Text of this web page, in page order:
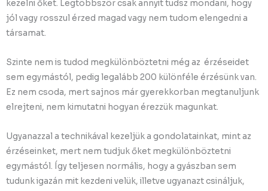
kezelni őket. Legtöbbször csak annyit tudsz mondani, hogy
jól vagy rosszul érzed magad vagy nem tudom elengedni a
társamat.
Szinte nem is tudod megkülönböztetni még az érzéseidet
sem egymástól, pedig legalább 200 különféle érzésünk van.
Ez nem csoda, mert sajnos már gyerekkorban megtanuljunk
elrejteni, nem kimutatni hogyan érezzük magunkat.
Ugyanazzal a technikával kezeljük a gondolatainkat, mint az
érzéseinket, mert nem tudjuk őket megkülönböztetni
egymástól. Így teljesen normális, hogy a gyászban sem
tudunk igazán mit kezdeni velük, illetve ugyanazt csináljuk,